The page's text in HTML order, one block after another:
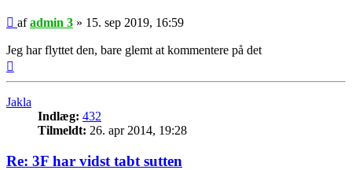
Indlæg
afadmin 3 » 15. sep 2019, 16:59
Jeg har flyttet den, bare glemt at kommentere på det
Jakla
Indlæg: 432
Tilmeldt: 26. apr 2014, 19:28
Re: 3F har vidst tabt sutten